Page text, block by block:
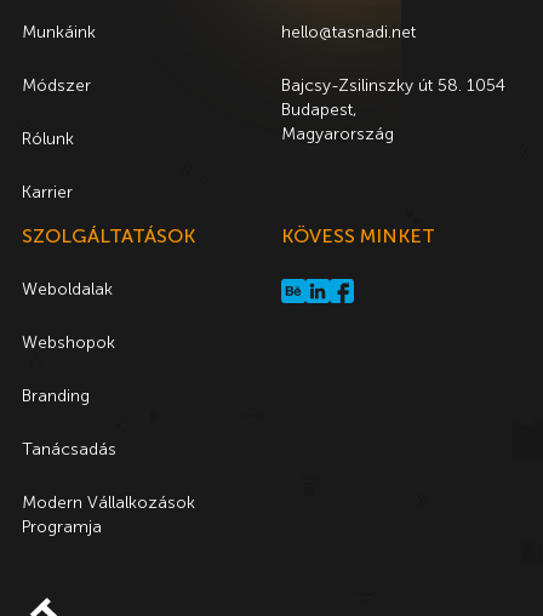
SZOLGÁLTATÁSOK
Weboldalak
Webshopok
Branding
Tanácsadás
Modern Vállalkozások
Programja
Munkáink
Módszer
Rólunk
Karrier
hello@tasnadi.net
Bajcsy-Zsilinszky út 58. 1054
Budapest,
Magyarország
KÖVESS MINKET